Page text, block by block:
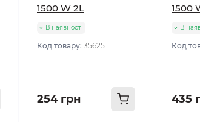
1500 W 2L
В наявності
Код товару: 35625
254 грн
1500
В
Код
435